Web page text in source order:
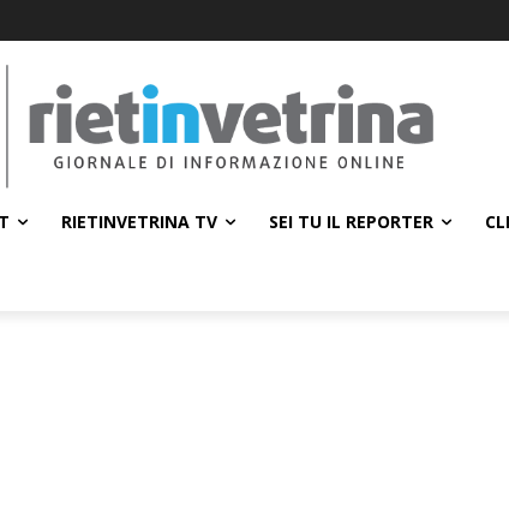
RIETINVETRINA TV SEI TU IL REPORTER